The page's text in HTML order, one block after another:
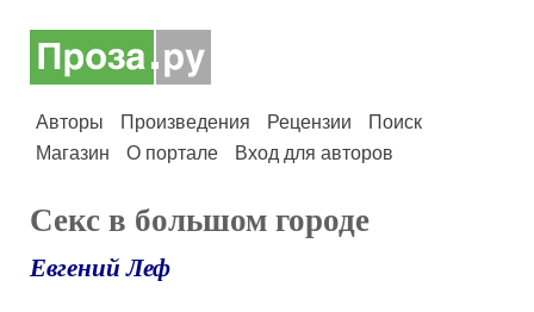
Авторы Произведения Рецензии
Поиск
Магазин
О портале Вход для авторов
Секс в большом городе
Евгений Леф